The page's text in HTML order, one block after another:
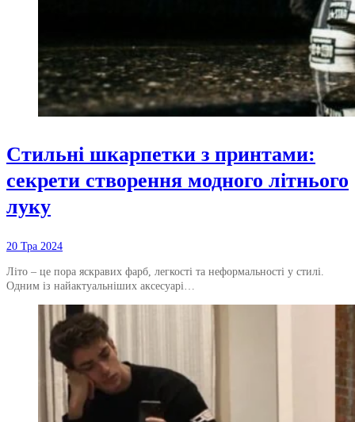
Стильні шкарпетки з принтами:
секрети створення модного літнього
луку
20 Тра 2024
Літо – це пора яскравих фарб, легкості та неформальності у стилі.
Одним із найактуальніших аксесуарі…